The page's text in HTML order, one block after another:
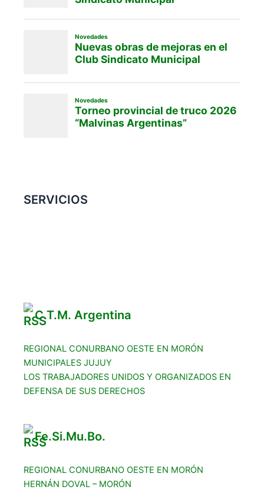
SERVICIOS
C.T.M. Argentina
REGIONAL CONURBANO OESTE EN MORÓN
MUNICIPALES JUJUY
LOS TRABAJADORES UNIDOS Y ORGANIZADOS EN
DEFENSA DE SUS DERECHOS
Fe.Si.Mu.Bo.
REGIONAL CONURBANO OESTE EN MORÓN
HERNÁN DOVAL – MORÓN